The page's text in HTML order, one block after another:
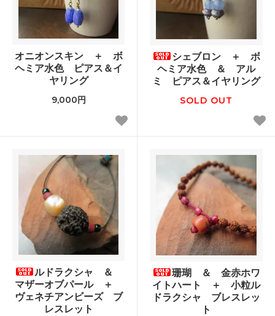
オニオンスキン ＋ ボ
ヘミア水色 ピアス＆イ
ヤリング
9,000円
シェブロン ＋ ボ
ヘミア水色 ＆ アル
ミ ピアス＆イヤリング
SOLD OUT
ルドラクシャ ＆
マザーオブパール ＋
ヴェネチアンビーズ ブ
レスレット
珊瑚 ＆ 金赤ホワ
イトハート ＋ 小粒ル
ドラクシャ ブレスレッ
ト